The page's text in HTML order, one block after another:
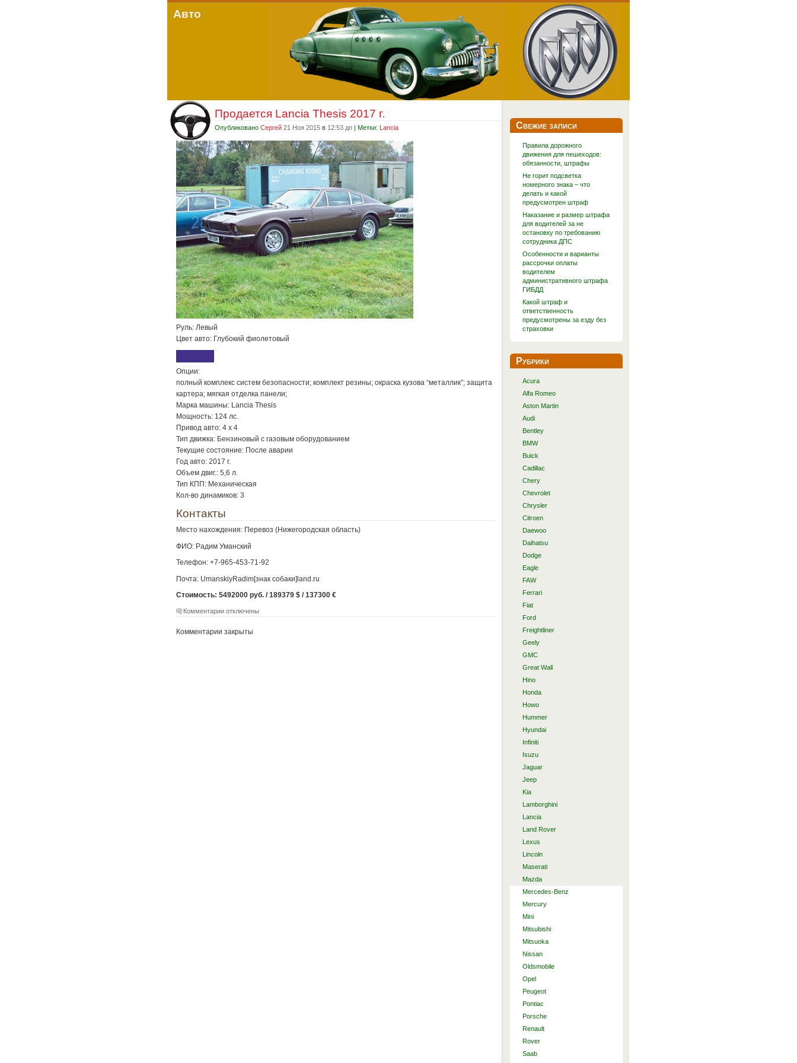
Авто
Продается Lancia Thesis 2017 г.
Опубликовано Сергей 21 Ноя 2015 в 12:53 дп | Метки: Lancia
Руль: Левый
Цвет авто: Глубокий фиолетовый
Опции:
полный комплекс систем безопасности; комплект резины; окраска кузова “металлик”; защита
картера; мягкая отделка панели;
Марка машины: Lancia Thesis
Мощность: 124 лс.
Привод авто: 4 x 4
Тип движка: Бензиновый с газовым оборудованием
Текущие состояние: После аварии
Год авто: 2017 г.
Объем двиг.: 5,6 л.
Тип КПП: Механическая
Кол-во динамиков: 3
Контакты
Место нахождения: Перевоз (Нижегородская область)
ФИО: Радим Уманский
Телефон: +7-965-453-71-92
Почта: UmanskiyRadim[знак собаки]land.ru
Стоимость: 5492000 руб. / 189379 $ / 137300 €
Комментарии отключены
Комментарии закрыты
Свежие записи
Правила дорожного
движения для пешеходов:
обязанности, штрафы
Не горит подсветка
номерного знака – что
делать и какой
предусмотрен штраф
Наказание и размер штрафа
для водителей за не
остановку по требованию
сотрудника ДПС
Особенности и варианты
рассрочки оплаты
водителем
административного штрафа
ГИБДД
Какой штраф и
ответственность
предусмотрены за езду без
страховки
Рубрики
Acura
Alfa Romeo
Aston Martin
Audi
Bentley
BMW
Buick
Cadillac
Chery
Chevrolet
Chrysler
Citroen
Daewoo
Daihatsu
Dodge
Eagle
FAW
Ferrari
Fiat
Ford
Freightliner
Geely
GMC
Great Wall
Hino
Honda
Howo
Hummer
Hyundai
Infiniti
Isuzu
Jaguar
Jeep
Kia
Lamborghini
Lancia
Land Rover
Lexus
Lincoln
Maserati
Mazda
Mercedes-Benz
Mercury
Mini
Mitsubishi
Mitsuoka
Nissan
Oldsmobile
Opel
Peugeot
Pontiac
Porsche
Renault
Rover
Saab